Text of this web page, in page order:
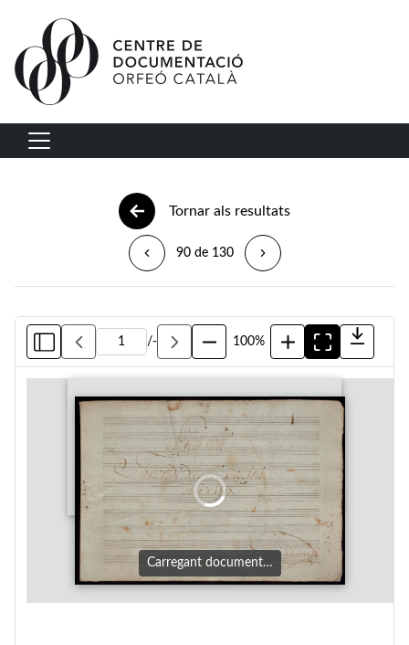
Vés al contingut
Navegació principal
Tornar als resultats
90 de 130
/- 100%
Carregant document…